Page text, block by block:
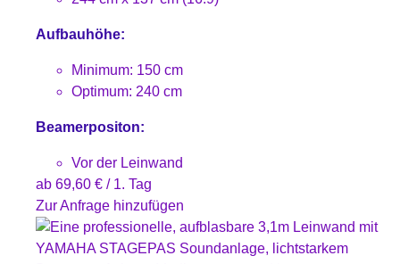
Aufbauhöhe:
Minimum: 150 cm
Optimum: 240 cm
Beamerpositon:
Vor der Leinwand
ab 69,60 € / 1. Tag
Zur Anfrage hinzufügen